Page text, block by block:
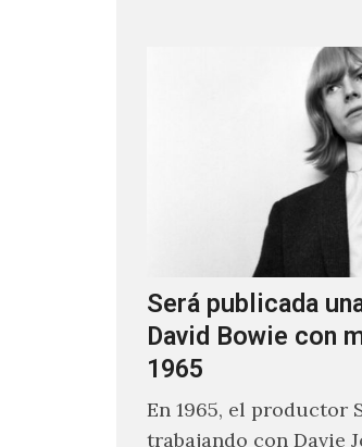
Será publicada
David Bowie con
1965
En 1965, el productor
trabajando con Davie